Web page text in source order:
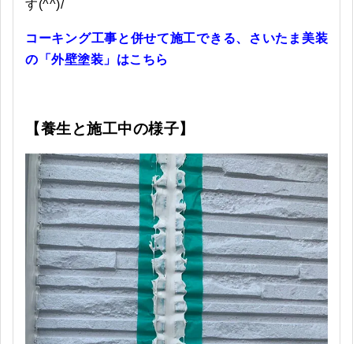
す(^^)/
コーキング工事と併せて施工できる、さいたま美装
の「外壁塗装」はこちら
【養生と施工中の様子】